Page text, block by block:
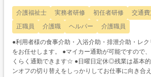
介護福祉士 実務者研修 初任者研修 交通費
正職員
介護職 ヘルパー 介護職員
●利用者様の食事介助・入浴介助・排泄介助・レ
をお任せします。 ●マイカー通勤が可能ですので
くらく通勤できます☆ ●日曜日定休◎残業は基本
ンオフの切り替えをしっかりしてお仕事に向き合